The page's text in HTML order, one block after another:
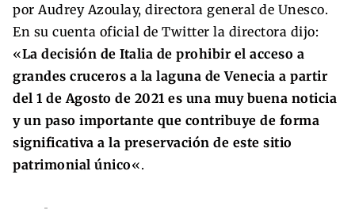
por Audrey Azoulay, directora general de Unesco.
En su cuenta oficial de Twitter la directora dijo:
«La decisión de Italia de prohibir el acceso a
grandes cruceros a la laguna de Venecia a partir
del 1 de Agosto de 2021 es una muy buena noticia
y un paso importante que contribuye de forma
significativa a la preservación de este sitio
patrimonial único«.